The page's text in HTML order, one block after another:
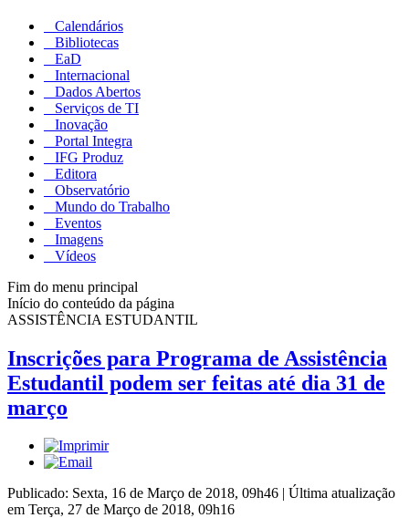
Calendários
Bibliotecas
EaD
Internacional
Dados Abertos
Serviços de TI
Inovação
Portal Integra
IFG Produz
Editora
Observatório
Mundo do Trabalho
Eventos
Imagens
Vídeos
Fim do menu principal
Início do conteúdo da página
ASSISTÊNCIA ESTUDANTIL
Inscrições para Programa de Assistência
Estudantil podem ser feitas até dia 31 de
março
Publicado: Sexta, 16 de Março de 2018, 09h46 | Última atualização
em Terça, 27 de Março de 2018, 09h16